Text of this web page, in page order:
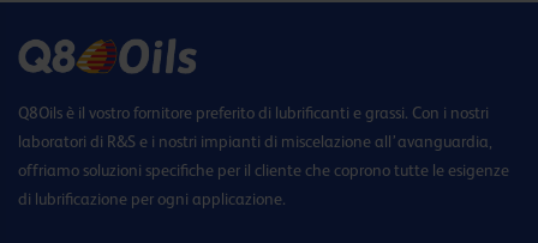
Q8Oils è il vostro fornitore preferito di lubrificanti e grassi. Con i nostri
laboratori di R&S e i nostri impianti di miscelazione all’avanguardia,
offriamo soluzioni specifiche per il cliente che coprono tutte le esigenze
di lubrificazione per ogni applicazione.